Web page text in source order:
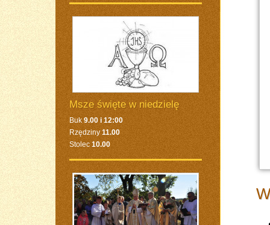
Msze święte w niedzielę
Buk 9.00 i 12:00
Rzędziny 11.00
Stolec 10.00